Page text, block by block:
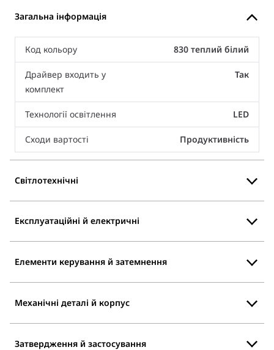
Загальна інформація
Код кольору 830 теплий білий
Драйвер входить у
комплект
Так
Технології освітлення LED
Сходи вартості Продуктивність
Світлотехнічні
Експлуатаційні й електричні
Елементи керування й затемнення
Механічні деталі й корпус
Затвердження й застосування